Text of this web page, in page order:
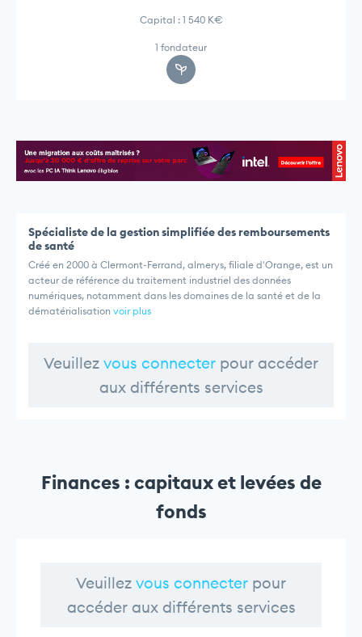
Capital : 1 540 K€
1 fondateur
Spécialiste de la gestion simplifiée des remboursements
de santé
Créé en 2000 à Clermont-Ferrand, almerys, filiale d'Orange, est un
acteur de référence du traitement industriel des données
numériques, notamment dans les domaines de la santé et de la
dématérialisation voir plus
Veuillez vous connecter pour accéder
aux différents services
Finances : capitaux et levées de
fonds
Veuillez vous connecter pour
accéder aux différents services